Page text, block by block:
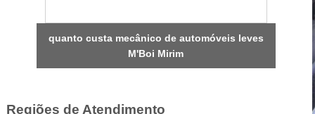
quanto custa mecânico de automóveis leves
M'Boi Mirim
Regiões de Atendimento